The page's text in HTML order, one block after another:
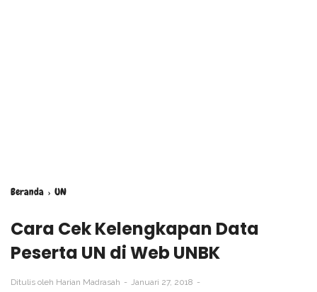
Beranda › UN
Cara Cek Kelengkapan Data
Peserta UN di Web UNBK
Ditulis oleh Harian Madrasah Januari 27, 2018